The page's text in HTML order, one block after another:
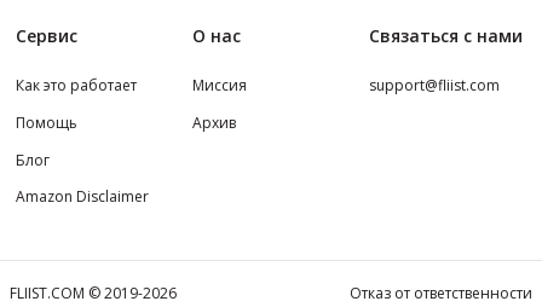
Сервис
Как это работает
Помощь
Блог
Amazon Disclaimer
О нас
Миссия
Архив
Связаться с нами
support@fliist.com
FLIIST.COM © 2019-2026 Отказ от ответственности